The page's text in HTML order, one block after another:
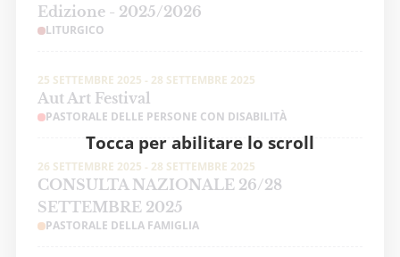
Tocca per abilitare lo scroll
Edizione - 2025/2026
LITURGICO
25 SETTEMBRE 2025 - 28 SETTEMBRE 2025
Aut Art Festival
PASTORALE DELLE PERSONE CON DISABILITÀ
26 SETTEMBRE 2025 - 28 SETTEMBRE 2025
CONSULTA NAZIONALE 26/28
SETTEMBRE 2025
PASTORALE DELLA FAMIGLIA